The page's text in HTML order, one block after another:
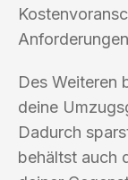
Des Weiteren
deine
Dadurch
behältst auch